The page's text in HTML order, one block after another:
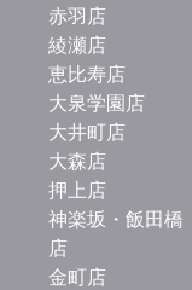
赤羽店
綾瀬店
恵比寿店
大泉学園店
大井町店
大森店
押上店
神楽坂・飯田橋
店
金町店